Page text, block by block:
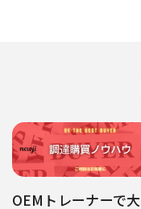
OEMトレーナーで